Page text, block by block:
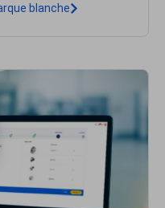
blanche